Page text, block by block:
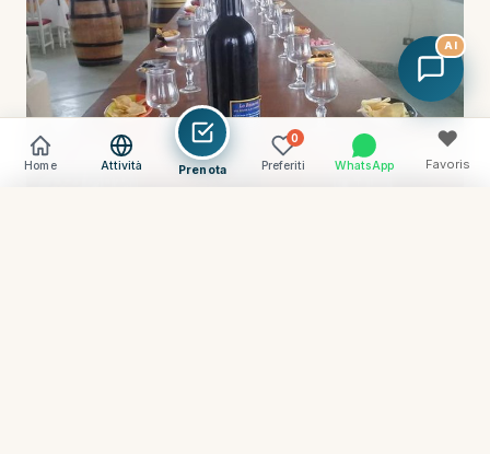
Home Attività Prenota
0
Preferiti WhatsApp
♥
Favoris
AI